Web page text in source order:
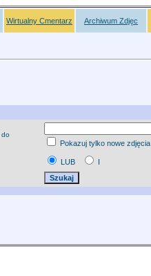
Wirtualny Cmentarz Archiwum Zdjęc
do
Pokazuj tylko nowe zdjęcia
LUB I